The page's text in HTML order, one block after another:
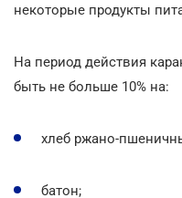
некоторые продукты
На период действия
быть не больше 10% на:
хлеб ржано-
батон;